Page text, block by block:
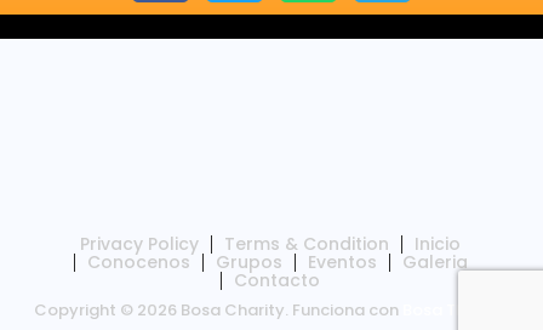
Privacy Policy Terms & Condition Inicio
Conocenos Grupos Eventos Galeria
Contacto
Copyright © 2026 Bosa Charity. Funciona con